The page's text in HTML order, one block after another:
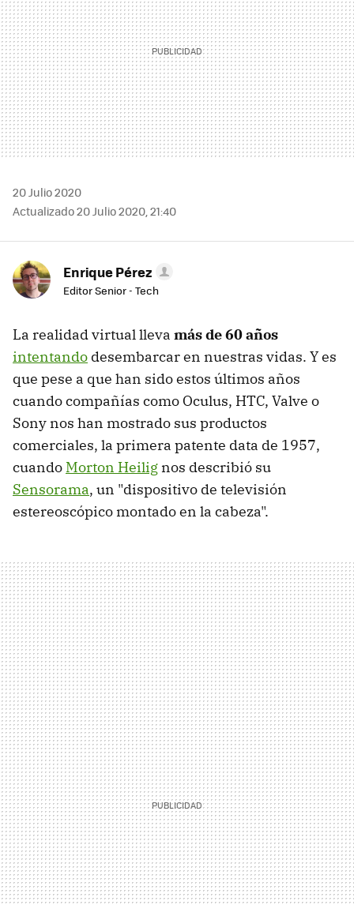
20 Julio 2020
Actualizado 20 Julio 2020, 21:40
Enrique Pérez
Editor Senior - Tech
La realidad virtual lleva más de 60 años
intentando desembarcar en nuestras vidas. Y es
que pese a que han sido estos últimos años
cuando compañías como Oculus, HTC, Valve o
Sony nos han mostrado sus productos
comerciales, la primera patente data de 1957,
cuando Morton Heilig nos describió su
Sensorama, un "dispositivo de televisión
estereoscópico montado en la cabeza".